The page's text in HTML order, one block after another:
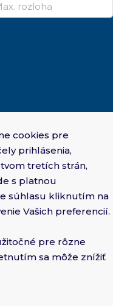
cookies pre
prihlásenia,
tretích strán,
s platnou
súhlasu kliknutím na
Vašich preferencií.
pre rôzne
sa môže znížiť